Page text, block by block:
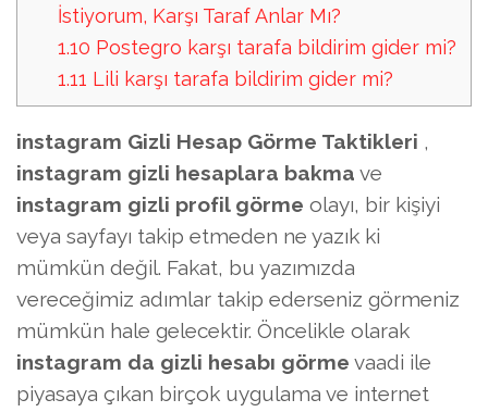
İstiyorum, Karşı Taraf Anlar Mı?
1.10 Postegro karşı tarafa bildirim gider mi?
1.11 Lili karşı tarafa bildirim gider mi?
instagram Gizli Hesap Görme Taktikleri ,
instagram gizli hesaplara bakma ve
instagram gizli profil görme olayı, bir kişiyi
veya sayfayı takip etmeden ne yazık ki
mümkün değil. Fakat, bu yazımızda
vereceğimiz adımlar takip ederseniz görmeniz
mümkün hale gelecektir. Öncelikle olarak
instagram da gizli hesabı görme vaadi ile
piyasaya çıkan birçok uygulama ve internet